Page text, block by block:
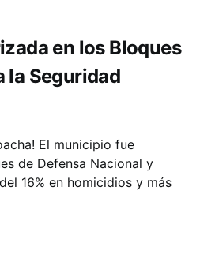
en los Bloques
la Seguridad
El municipio fue
de Defensa Nacional y
16% en homicidios y más